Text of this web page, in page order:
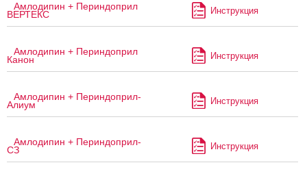
Амлодипин + Периндоприл
ВЕРТЕКС Инструкция
Амлодипин + Периндоприл
Канон Инструкция
Амлодипин + Периндоприл-
Алиум Инструкция
Амлодипин + Периндоприл-
СЗ Инструкция